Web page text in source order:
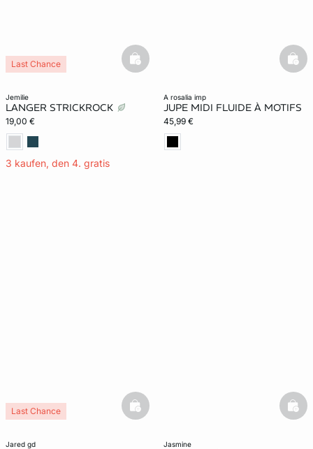
jemilie
LANGER STRICKROCK
19,00 €
3 kaufen, den 4. gratis
Last Chance basketfull
a rosalia imp
JUPE MIDI FLUIDE À MOTIFS
45,99 €
jared gd
Last Chance basketfull
jasmine